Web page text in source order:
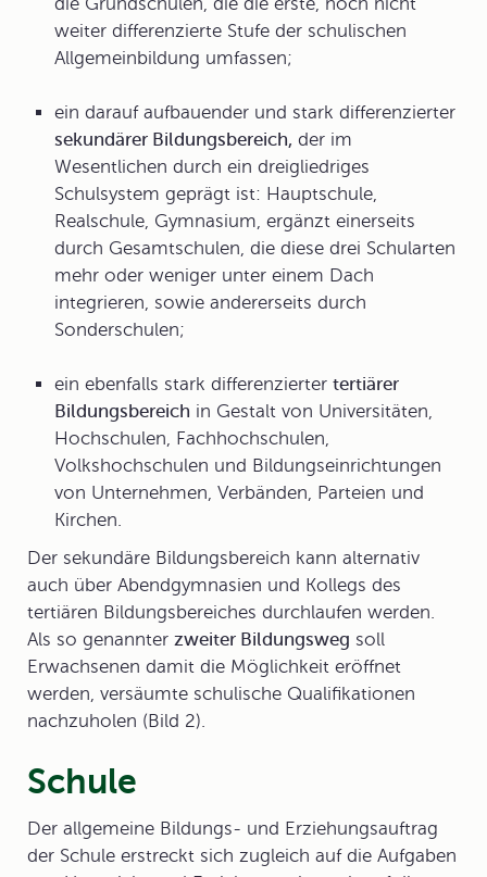
weiter differenzierte Stufe der schulischen
Allgemeinbildung umfassen;
ein darauf aufbauender und stark differenzierter
sekundärer Bildungsbereich, der im
Wesentlichen durch ein dreigliedriges
Schulsystem geprägt ist: Hauptschule,
Realschule, Gymnasium, ergänzt einerseits
durch Gesamtschulen, die diese drei Schularten
mehr oder weniger unter einem Dach
integrieren, sowie andererseits durch
Sonderschulen;
ein ebenfalls stark differenzierter tertiärer
Bildungsbereich in Gestalt von Universitäten,
Hochschulen, Fachhochschulen,
Volkshochschulen und Bildungseinrichtungen
von Unternehmen, Verbänden, Parteien und
Kirchen.
Der sekundäre Bildungsbereich kann alternativ
auch über Abendgymnasien und Kollegs des
tertiären Bildungsbereiches durchlaufen werden.
Als so genannter zweiter Bildungsweg soll
Erwachsenen damit die Möglichkeit eröffnet
werden, versäumte schulische Qualifikationen
nachzuholen (Bild 2).
Schule
Der allgemeine Bildungs- und Erziehungsauftrag
der Schule erstreckt sich zugleich auf die Aufgaben